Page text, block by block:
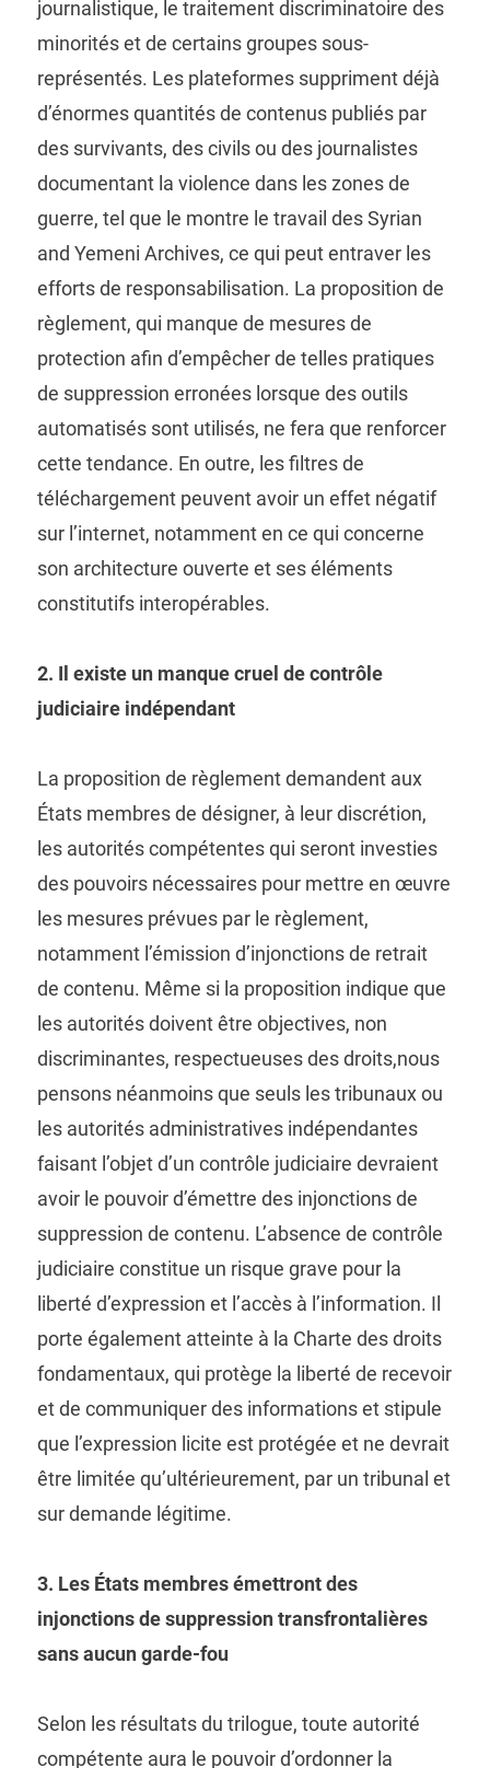
journalistique, le traitement discriminatoire des
minorités et de certains groupes sous-
représentés. Les plateformes suppriment déjà
d’énormes quantités de contenus publiés par
des survivants, des civils ou des journalistes
documentant la violence dans les zones de
guerre, tel que le montre le travail des Syrian
and Yemeni Archives, ce qui peut entraver les
efforts de responsabilisation. La proposition de
règlement, qui manque de mesures de
protection afin d’empêcher de telles pratiques
de suppression erronées lorsque des outils
automatisés sont utilisés, ne fera que renforcer
cette tendance. En outre, les filtres de
téléchargement peuvent avoir un effet négatif
sur l’internet, notamment en ce qui concerne
son architecture ouverte et ses éléments
constitutifs interopérables.
2. Il existe un manque cruel de contrôle
judiciaire indépendant
La proposition de règlement demandent aux
États membres de désigner, à leur discrétion,
les autorités compétentes qui seront investies
des pouvoirs nécessaires pour mettre en œuvre
les mesures prévues par le règlement,
notamment l’émission d’injonctions de retrait
de contenu. Même si la proposition indique que
les autorités doivent être objectives, non
discriminantes, respectueuses des droits,nous
pensons néanmoins que seuls les tribunaux ou
les autorités administratives indépendantes
faisant l’objet d’un contrôle judiciaire devraient
avoir le pouvoir d’émettre des injonctions de
suppression de contenu. L’absence de contrôle
judiciaire constitue un risque grave pour la
liberté d’expression et l’accès à l’information. Il
porte également atteinte à la Charte des droits
fondamentaux, qui protège la liberté de recevoir
et de communiquer des informations et stipule
que l’expression licite est protégée et ne devrait
être limitée qu’ultérieurement, par un tribunal et
sur demande légitime.
3. Les États membres émettront des
injonctions de suppression transfrontalières
sans aucun garde-fou
Selon les résultats du trilogue, toute autorité
compétente aura le pouvoir d’ordonner la